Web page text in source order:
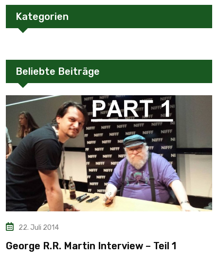
Kategorien
Beliebte Beiträge
22. Juli 2014
George R.R. Martin Interview – Teil 1